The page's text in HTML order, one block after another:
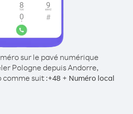
sur le pavé numérique
Pologne depuis Andorre,
comme suit :+48 + Numéro local